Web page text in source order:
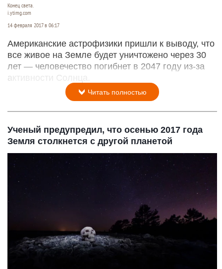
Конец света.
i.ytimg.com
14 февраля 2017 в 06:17
Американские астрофизики пришли к выводу, что
все живое на Земле будет уничтожено через 30
лет — человечество погибнет в 2047 году из-за
активности Солнца.
Читать полностью
Ученый предупредил, что осенью 2017 года
Земля столкнется с другой планетой